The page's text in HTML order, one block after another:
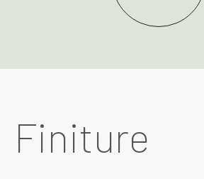
Finiture